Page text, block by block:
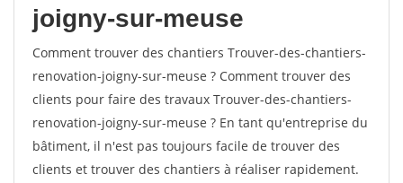
joigny-sur-meuse
Comment trouver des chantiers Trouver-des-chantiers-
renovation-joigny-sur-meuse ? Comment trouver des
clients pour faire des travaux Trouver-des-chantiers-
renovation-joigny-sur-meuse ? En tant qu'entreprise du
bâtiment, il n'est pas toujours facile de trouver des
clients et trouver des chantiers à réaliser rapidement.